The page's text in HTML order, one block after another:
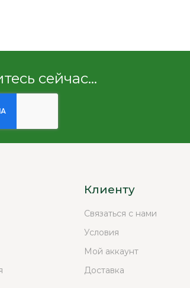
сейчас...
Клиенту
Связаться с нами
Условия
Мой аккаунт
Доставка